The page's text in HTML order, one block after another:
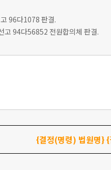
96다1078 판결.
고 94다56852 전원합의체 판결.
{결정(명령) 법원명}